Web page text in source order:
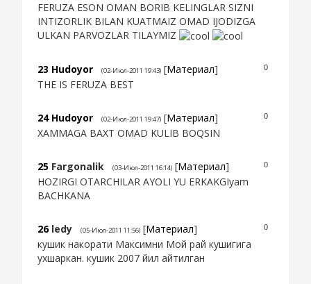
FERUZA ESON OMAN BORIB KELINGLAR SIZNI
INTIZORLIK BILAN KUATMAIZ OMAD IJODIZGA
ULKAN PARVOZLAR TILAYMIZ
0
23 Hudoyor (02-Июл-2011 19:43) [Материал]
THE IS FERUZA BEST
0
24 Hudoyor (02-Июл-2011 19:47) [Материал]
XAMMAGA BAXT OMAD KULIB BOQSIN
0
25 Fargonalik (03-Июл-2011 16:14) [Материал]
HOZIRGI OTARCHILAR AYOLI YU ERKAKGIyam
BACHKANA
0
26 ledy (05-Июл-2011 11:56) [Материал]
кушик накорати Максимни Мой рай кушигига
ухшаркан. кушик 2007 йил айтилган